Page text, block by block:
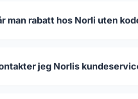
man rabatt hos Norli uten
jeg Norlis